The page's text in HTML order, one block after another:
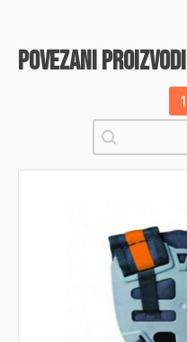
povezani proizvodi
1
Pretraži